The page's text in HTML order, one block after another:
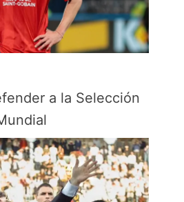
a la Selección